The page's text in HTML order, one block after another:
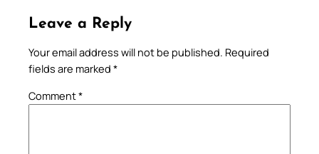
Leave a Reply
Your email address will not be published. Required
fields are marked *
Comment*